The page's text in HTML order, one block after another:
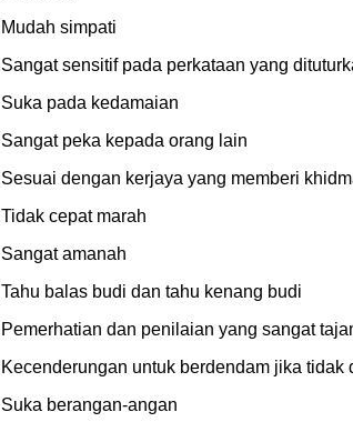
Mudah simpati
Sangat sensitif pada perkataan yang
Suka pada kedamaian
Sangat peka kepada orang lain
Sesuai dengan kerjaya yang memberi
Tidak cepat marah
Sangat amanah
Tahu balas budi dan tahu kenang budi
Pemerhatian dan penilaian yang sangat
Kecenderungan untuk berdendam jika tidak
Suka berangan-angan